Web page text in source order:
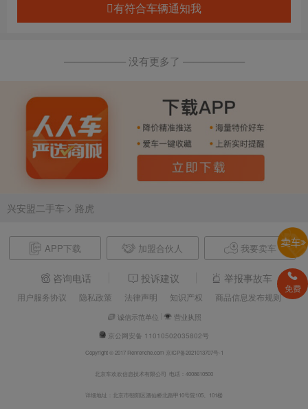
有符合车辆通知我
—————— 没有更多了 ——————
兴安盟二手车 > 路虎
APP下载 加盟合伙人 我要卖车
咨询电话 投诉建议 举报事故车
用户服务协议 隐私政策 法律声明 知识产权 商品信息发布规则
诚信示范单位
营业执照
京公网安备 11010502035802号
Copyright © 2017 Renrenche.com 京ICP备2021013707号-1
北京车欢欢信息技术有限公司 电话：4008610500
详细地址：北京市朝阳区酒仙桥北路甲10号院105、101楼
免费